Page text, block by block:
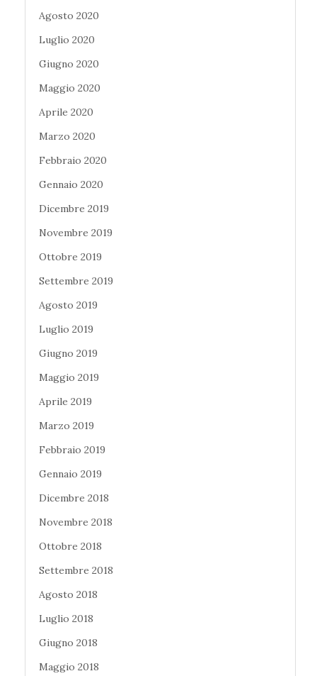
Agosto 2020
Luglio 2020
Giugno 2020
Maggio 2020
Aprile 2020
Marzo 2020
Febbraio 2020
Gennaio 2020
Dicembre 2019
Novembre 2019
Ottobre 2019
Settembre 2019
Agosto 2019
Luglio 2019
Giugno 2019
Maggio 2019
Aprile 2019
Marzo 2019
Febbraio 2019
Gennaio 2019
Dicembre 2018
Novembre 2018
Ottobre 2018
Settembre 2018
Agosto 2018
Luglio 2018
Giugno 2018
Maggio 2018